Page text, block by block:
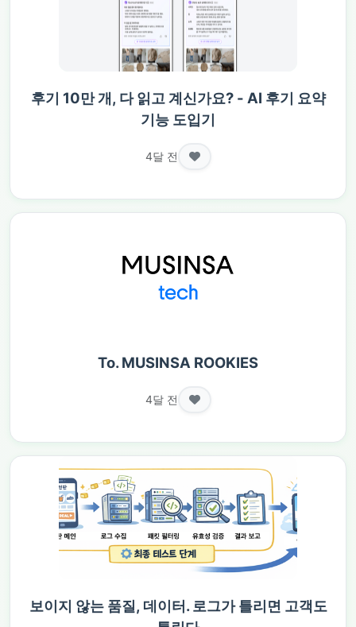
후기 10만 개, 다 읽고 계신가요? - AI 후기 요약
기능 도입기
4달 전
To. MUSINSA ROOKIES
4달 전
보이지 않는 품질, 데이터. 로그가 틀리면 고객도